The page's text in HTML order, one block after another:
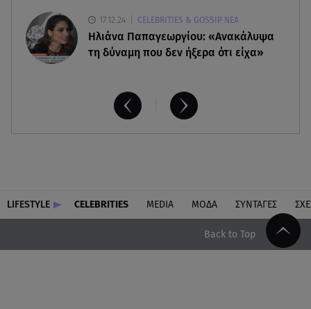
17.12.24 CELEBRITIES & GOSSIP ΝΕΑ
Ηλιάνα Παπαγεωργίου: «Ανακάλυψα
τη δύναμη που δεν ήξερα ότι είχα»
LIFESTYLE CELEBRITIES MEDIA ΜΟΔΑ ΣΥΝΤΑΓΕΣ
Back to Top